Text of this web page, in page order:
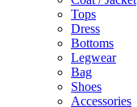
Tops
Dress
Bottoms
Legwear
Bag
Shoes
Accessories